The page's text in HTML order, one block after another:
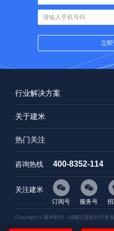
行业解决方案
关于建米
热门关注
咨询热线 400-8352-114
关注建米
订阅号 服务号
Copyright © 建米软件（成都泛普软件开发